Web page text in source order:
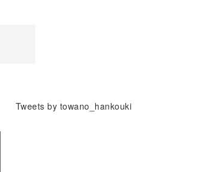
Tweets by towano_hankouki